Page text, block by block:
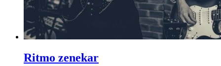
Ritmo zenekar